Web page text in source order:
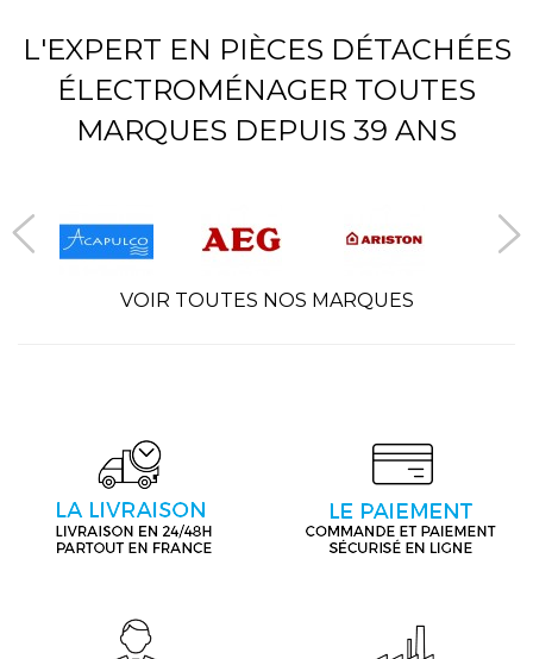
L'EXPERT EN PIÈCES DÉTACHÉES
ÉLECTROMÉNAGER TOUTES
MARQUES DEPUIS 39 ANS
VOIR TOUTES NOS MARQUES